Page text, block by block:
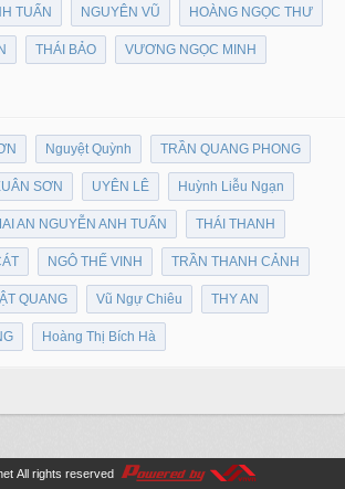
TUẤN NGUYÊN VŨ HOÀNG NGỌC THƯ
THÁI BẢO VƯƠNG NGỌC MINH
Nguyệt Quỳnh TRẦN QUANG PHONG
SƠN UYÊN LÊ Huỳnh Liễu Ngạn
AN NGUYỄN ANH TUẤN THÁI THANH
NGÔ THẾ VINH TRẦN THANH CẢNH
QUANG Vũ Ngự Chiêu THY AN
Hoàng Thị Bích Hà
All rights reserved